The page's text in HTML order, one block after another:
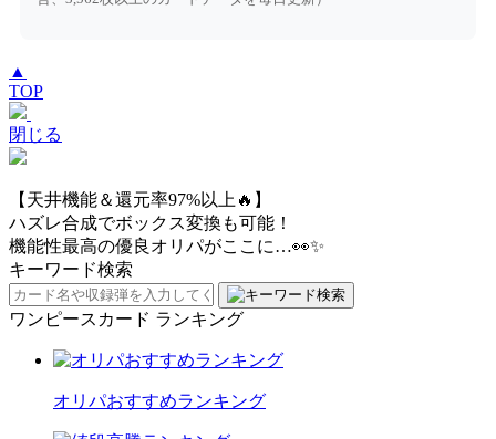
▲
TOP
閉じる
【天井機能＆還元率97%以上🔥】
ハズレ合成でボックス変換も可能！
機能性最高の優良オリパがここに…👀✨
キーワード検索
ワンピースカード ランキング
オリパおすすめランキング